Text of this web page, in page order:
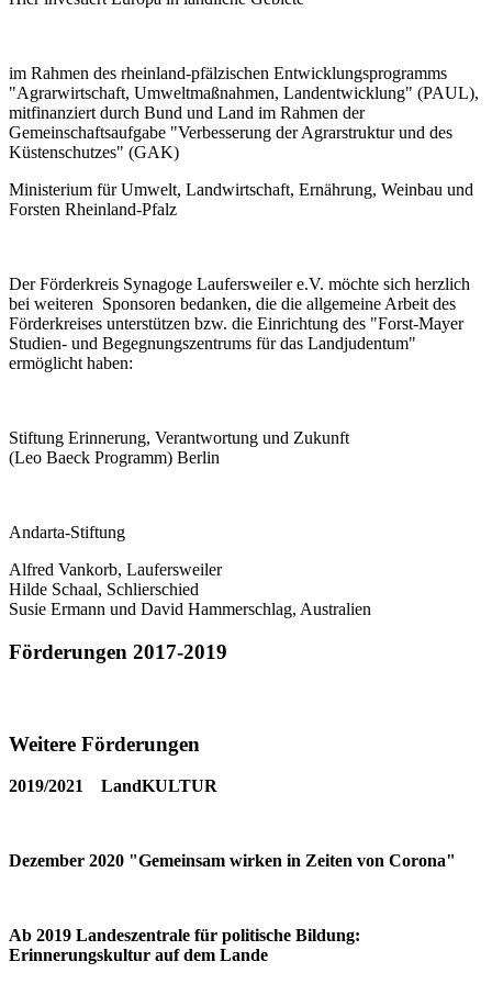
im Rahmen des rheinland-pfälzischen Entwicklungsprogramms
"Agrarwirtschaft, Umweltmaßnahmen, Landentwicklung" (PAUL),
mitfinanziert durch Bund und Land im Rahmen der
Gemeinschaftsaufgabe "Verbesserung der Agrarstruktur und des
Küstenschutzes" (GAK)
Ministerium für Umwelt, Landwirtschaft, Ernährung, Weinbau und
Forsten Rheinland-Pfalz
Der Förderkreis Synagoge Laufersweiler e.V. möchte sich herzlich
bei weiteren Sponsoren bedanken, die die allgemeine Arbeit des
Förderkreises unterstützen bzw. die Einrichtung des "Forst-Mayer
Studien- und Begegnungszentrums für das Landjudentum"
ermöglicht haben:
Stiftung Erinnerung, Verantwortung und Zukunft
(Leo Baeck Programm) Berlin
Andarta-Stiftung
Alfred Vankorb, Laufersweiler
Hilde Schaal, Schlierschied
Susie Ermann und David Hammerschlag, Australien
Förderungen 2017-2019
Weitere Förderungen
2019/2021 LandKULTUR
Dezember 2020 "Gemeinsam wirken in Zeiten von Corona"
Ab 2019 Landeszentrale für politische Bildung:
Erinnerungskultur auf dem Lande